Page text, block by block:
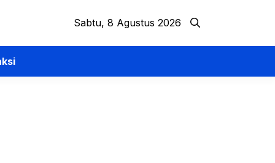
Sabtu, 8 Agustus 2026